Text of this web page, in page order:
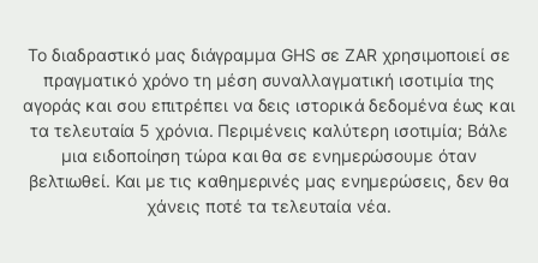
Το διαδραστικό μας διάγραμμα GHS σε ZAR χρησιμοποιεί σε
πραγματικό χρόνο τη μέση συναλλαγματική ισοτιμία της
αγοράς και σου επιτρέπει να δεις ιστορικά δεδομένα έως και
τα τελευταία 5 χρόνια. Περιμένεις καλύτερη ισοτιμία; Βάλε
μια ειδοποίηση τώρα και θα σε ενημερώσουμε όταν
βελτιωθεί. Και με τις καθημερινές μας ενημερώσεις, δεν θα
χάνεις ποτέ τα τελευταία νέα.